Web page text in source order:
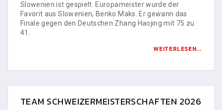
Slowenien ist gespielt. Europameister wurde der
Favorit aus Slowenien, Benko Maks. Er gewann das
Finale gegen den Deutschen Zhang Haojing mit 75 zu
41.
WEITERLESEN...
TEAM SCHWEIZERMEISTERSCHAFTEN 2026